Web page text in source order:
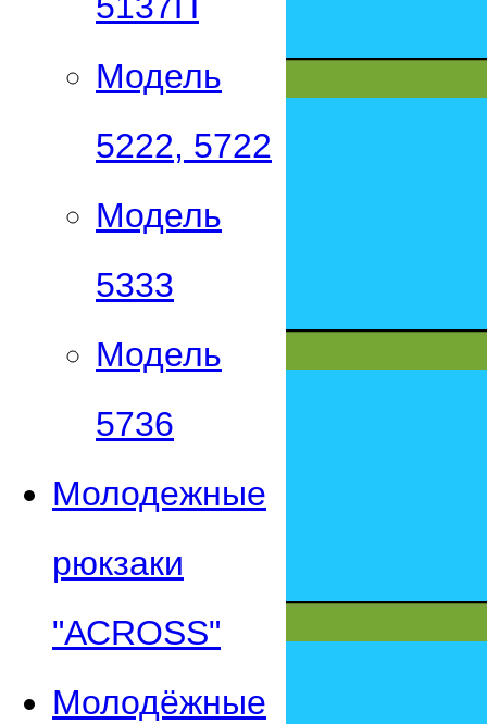
Модель
5222, 5722
Модель
5333
Модель
5736
Молодежные
рюкзаки
"АСROSS"
Молодёжные